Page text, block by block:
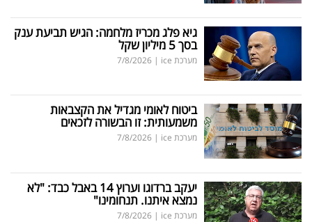
גיא פלג מכריז מלחמה: הגיש תביעת ענק
בסך 5 מיליון שקל
מערכת ice |
7/8/2026
ביטוח לאומי מגדיל את הקצבאות
משמעותית: זו הבשורה לזכאים
מערכת ice |
7/8/2026
יעקב ברדוגו וערוץ 14 באבל כבד: "לא
נמצא איתנו. תנחומינו"
מערכת ice |
7/8/2026